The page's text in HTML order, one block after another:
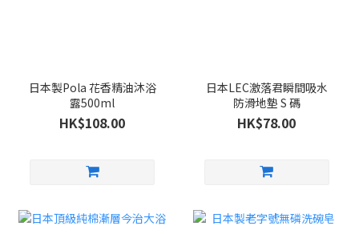
日本製Pola 花香精油沐浴
露500ml
HK$108.00
日本LEC激落君瞬間吸水
防滑地墊 S 碼
HK$78.00